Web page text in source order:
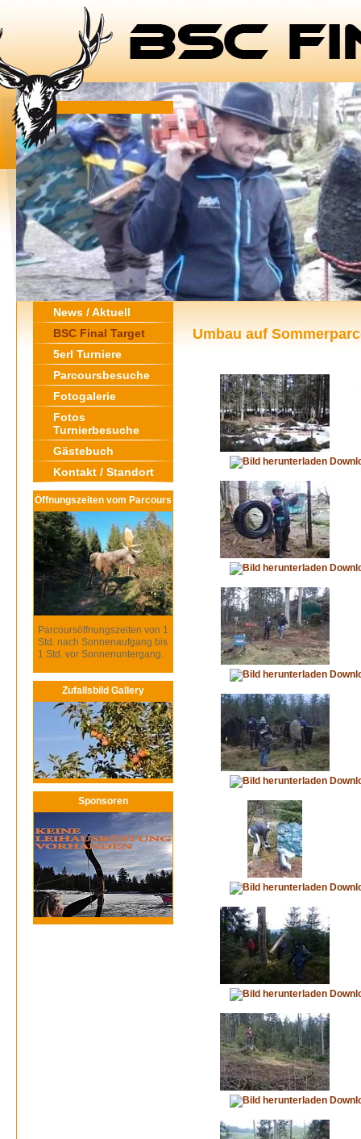
News / Aktuell
BSC Final Target
5erl Turniere
Parcoursbesuche
Fotogalerie
Fotos
Turnierbesuche
Gästebuch
Kontakt / Standort
Öffnungszeiten vom Parcours
Parcoursöffnungszeiten von 1
Std. nach Sonnenaufgang bis
1 Std. vor Sonnenuntergang.
Zufallsbild Gallery
Sponsoren
Umbau auf